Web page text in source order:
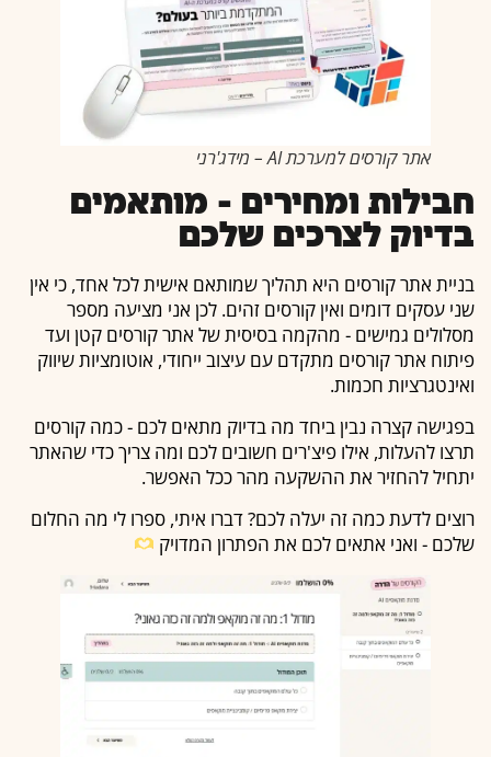
אתר קורסים למערכת AI – מידג'רני
חבילות ומחירים - מותאמים
בדיוק לצרכים שלכם
בניית אתר קורסים היא תהליך שמותאם אישית לכל אחד, כי אין
שני עסקים דומים ואין קורסים זהים. לכן אני מציעה מספר
מסלולים גמישים - מהקמה בסיסית של אתר קורסים קטן ועד
פיתוח אתר קורסים מתקדם עם עיצוב ייחודי, אוטומציות שיווק
ואינטגרציות חכמות.
בפגישה קצרה נבין ביחד מה בדיוק מתאים לכם - כמה קורסים
תרצו להעלות, אילו פיצ'רים חשובים לכם ומה צריך כדי שהאתר
יתחיל להחזיר את ההשקעה מהר ככל האפשר.
רוצים לדעת כמה זה יעלה לכם? דברו איתי, ספרו לי מה החלום
שלכם - ואני אתאים לכם את הפתרון המדויק